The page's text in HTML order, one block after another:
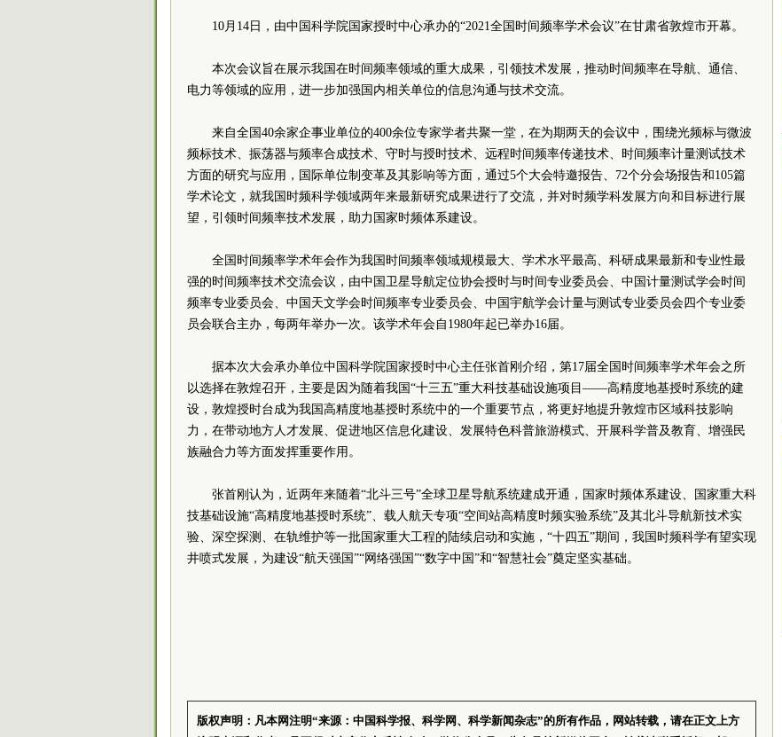
10月14日，由中国科学院国家授时中心承办的“2021全国时间频率学术会议”在甘肃省敦煌市开幕。
本次会议旨在展示我国在时间频率领域的重大成果，引领技术发展，推动时间频率在导航、通信、
电力等领域的应用，进一步加强国内相关单位的信息沟通与技术交流。
来自全国40余家企事业单位的400余位专家学者共聚一堂，在为期两天的会议中，围绕光频标与微波
频标技术、振荡器与频率合成技术、守时与授时技术、远程时间频率传递技术、时间频率计量测试技术
方面的研究与应用，国际单位制变革及其影响等方面，通过5个大会特邀报告、72个分会场报告和105篇
学术论文，就我国时频科学领域两年来最新研究成果进行了交流，并对时频学科发展方向和目标进行展
望，引领时间频率技术发展，助力国家时频体系建设。
全国时间频率学术年会作为我国时间频率领域规模最大、学术水平最高、科研成果最新和专业性最
强的时间频率技术交流会议，由中国卫星导航定位协会授时与时间专业委员会、中国计量测试学会时间
频率专业委员会、中国天文学会时间频率专业委员会、中国宇航学会计量与测试专业委员会四个专业委
员会联合主办，每两年举办一次。该学术年会自1980年起已举办16届。
据本次大会承办单位中国科学院国家授时中心主任张首刚介绍，第17届全国时间频率学术年会之所
以选择在敦煌召开，主要是因为随着我国“十三五”重大科技基础设施项目——高精度地基授时系统的建
设，敦煌授时台成为我国高精度地基授时系统中的一个重要节点，将更好地提升敦煌市区域科技影响
力，在带动地方人才发展、促进地区信息化建设、发展特色科普旅游模式、开展科学普及教育、增强民
族融合力等方面发挥重要作用。
张首刚认为，近两年来随着“北斗三号”全球卫星导航系统建成开通，国家时频体系建设、国家重大科
技基础设施“高精度地基授时系统”、载人航天专项“空间站高精度时频实验系统”及其北斗导航新技术实
验、深空探测、在轨维护等一批国家重大工程的陆续启动和实施，“十四五”期间，我国时频科学有望实现
井喷式发展，为建设“航天强国”“网络强国”“数字中国”和“智慧社会”奠定坚实基础。
版权声明：凡本网注明“来源：中国科学报、科学网、科学新闻杂志”的所有作品，网站转载，请在正文上方